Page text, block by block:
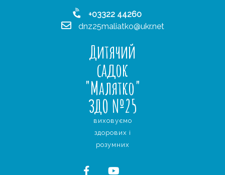
+03322 44260
dnz25maliatko@ukr.net
Дитячий
садок
"Малятко"
ЗДО №25
виховуємо
здорових і
розумних